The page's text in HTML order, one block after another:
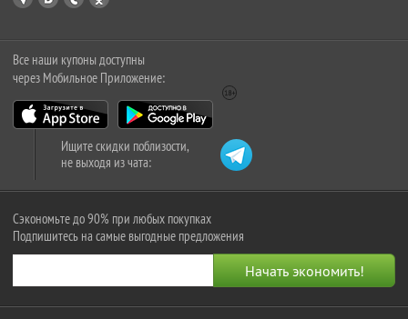
Все наши купоны доступны
через Мобильное Приложение:
Ищите скидки поблизости,
не выходя из чата:
Сэкономьте до 90% при любых покупках
Подпишитесь на самые выгодные предложения